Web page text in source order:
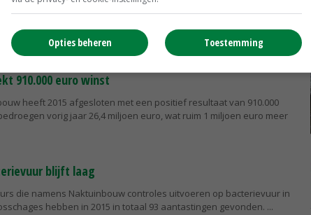
lanceert dinsdag 5 juli een nieuwe website. De website is
overzichtelijk en heeft een verbeterde
910.000 euro winst
heeft 2015 afgesloten met een positief resultaat van 910.000
vorig jaar 26,4 miljoen euro, wat ruim 1 miljoen euro meer
blijft laag
die namens Naktuinbouw controles uitvoeren op bacterievuur in
hebben in 2015 in totaal 93 aantastingen gevonden.
Toestemming
Opties beheren